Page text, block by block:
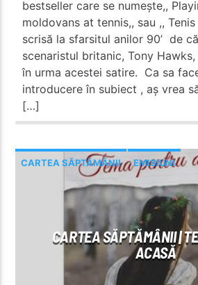
bestseller care se numește,,
moldovans at tennis,, sau ,, Tenis
scrisă la sfarsitul anilor 90’ de
scenaristul britanic, Tony
în urma acestei satire. Ca sa
introducere în subiect , aș vrea
[…]
CARTEA SĂPTĂMÂNII EMISIUNI
CARTEA SĂPTĂMÂNII |
ACASĂ